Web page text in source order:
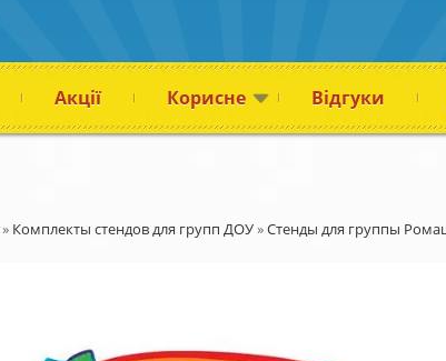
Акції Корисне Відгуки
» Комплекты стендов для групп ДОУ»Стенды для группы